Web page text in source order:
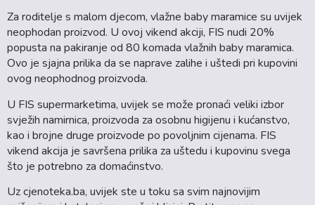
Za roditelje s malom djecom, vlažne baby maramice su uvijek
neophodan proizvod. U ovoj vikend akciji, FIS nudi 20%
popusta na pakiranje od 80 komada vlažnih baby maramica.
Ovo je sjajna prilika da se naprave zalihe i uštedi pri kupovini
ovog neophodnog proizvoda.
U FIS supermarketima, uvijek se može pronaći veliki izbor
svježih namirnica, proizvoda za osobnu higijenu i kućanstvo,
kao i brojne druge proizvode po povoljnim cijenama. FIS
vikend akcija je savršena prilika za uštedu i kupovinu svega
što je potrebno za domaćinstvo.
Uz cjenoteka.ba, uvijek ste u toku sa svim najnovijim